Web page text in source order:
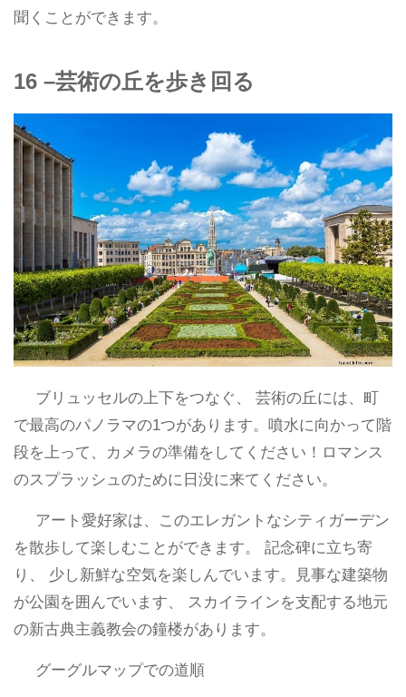
聞くことができます。
16 –芸術の丘を歩き回る
ブリュッセルの上下をつなぐ、 芸術の丘には、町
で最高のパノラマの1つがあります。噴水に向かって階
段を上って、カメラの準備をしてください！ロマンス
のスプラッシュのために日没に来てください。
アート愛好家は、このエレガントなシティガーデン
を散歩して楽しむことができます。 記念碑に立ち寄
り、 少し新鮮な空気を楽しんでいます。見事な建築物
が公園を囲んでいます、 スカイラインを支配する地元
の新古典主義教会の鐘楼があります。
グーグルマップでの道順